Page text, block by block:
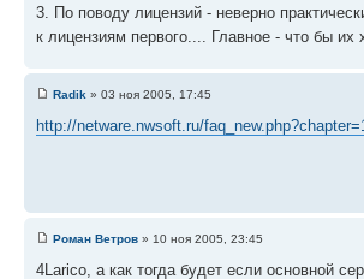
3. По поводу лицензий - неверно
к лицензиям первого.... Главное - что бы их
Radik » 03 ноя 2005, 17:45
http://netware.nwsoft.ru/
Роман Ветров » 10 ноя 2005, 23:45
4Larico, а как тогда будет если основной